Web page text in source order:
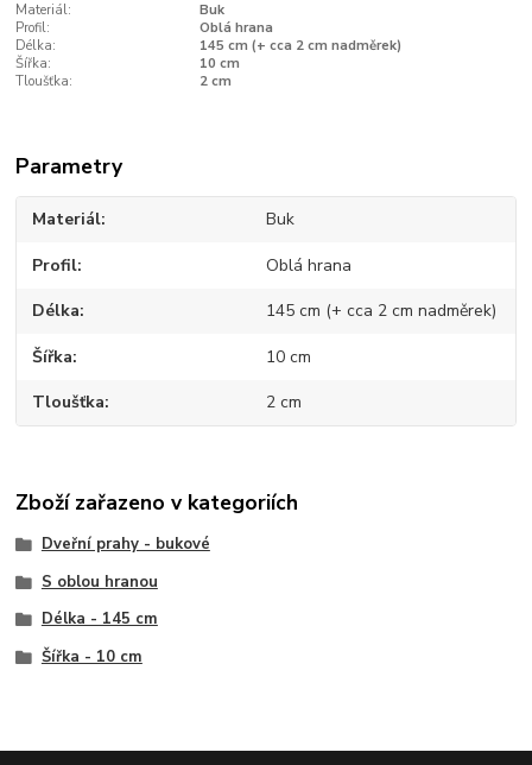
Materiál:
Buk
Profil:
Oblá hrana
Délka:
145 cm (+ cca 2 cm nadměrek)
Šířka:
10 cm
Tloušťka:
2 cm
Parametry
Materiál Buk
Profil Oblá hrana
Délka 145 cm (+ cca 2 cm nadměrek)
Šířka 10 cm
Tloušťka 2 cm
Zboží zařazeno v kategoriích
Dveřní prahy - bukové
S oblou hranou
Délka - 145 cm
Šířka - 10 cm